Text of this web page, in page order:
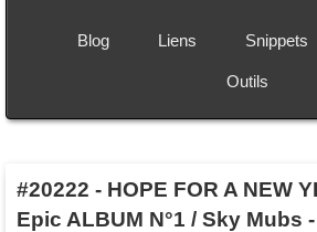
Blog Liens Snippets
Outils
#20222 - HOPE FOR A NEW
Epic ALBUM N°1 / Sky Mubs